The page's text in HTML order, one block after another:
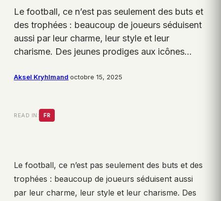
Le football, ce n’est pas seulement des buts et
des trophées : beaucoup de joueurs séduisent
aussi par leur charme, leur style et leur
charisme. Des jeunes prodiges aux icônes…
Aksel Kryhlmand·octobre 15, 2025
READ IN: FR
Le football, ce n’est pas seulement des buts et des
trophées : beaucoup de joueurs séduisent aussi
par leur charme, leur style et leur charisme. Des